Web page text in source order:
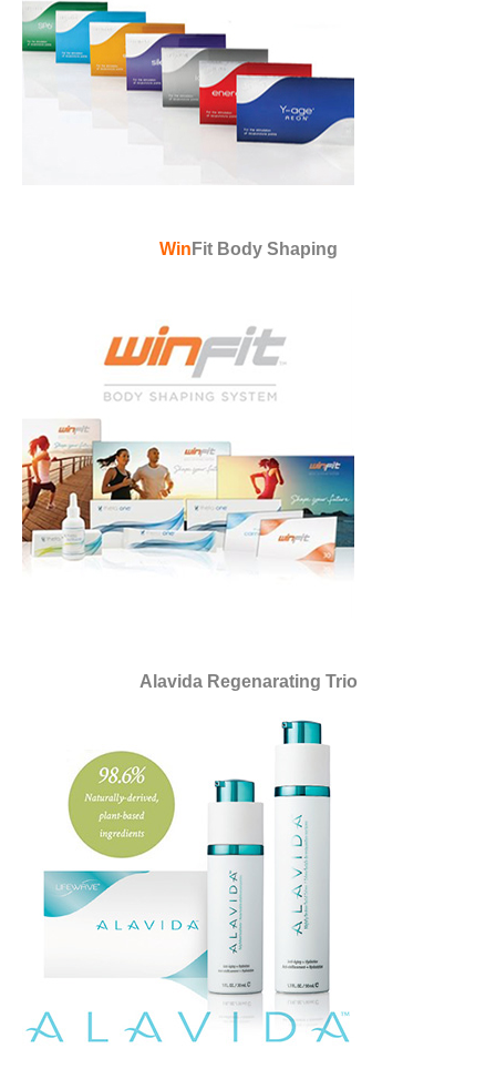
Win Fit Body Shaping
Alavida Regenarating Trio